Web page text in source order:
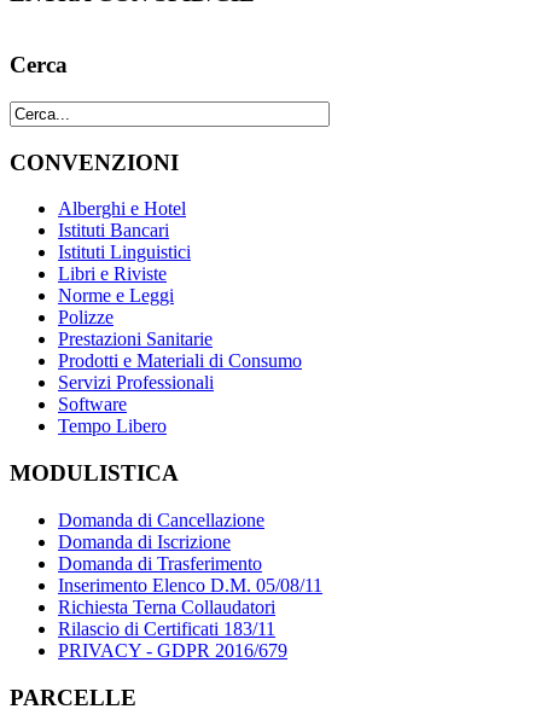
Cerca
CONVENZIONI
Alberghi e Hotel
Istituti Bancari
Istituti Linguistici
Libri e Riviste
Norme e Leggi
Polizze
Prestazioni Sanitarie
Prodotti e Materiali di Consumo
Servizi Professionali
Software
Tempo Libero
MODULISTICA
Domanda di Cancellazione
Domanda di Iscrizione
Domanda di Trasferimento
Inserimento Elenco D.M. 05/08/11
Richiesta Terna Collaudatori
Rilascio di Certificati 183/11
PRIVACY - GDPR 2016/679
PARCELLE